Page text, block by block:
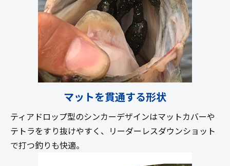
マットを貫通する形状
ティアドロップ型のシンカーデザインはマットカバーや
テトラをすり抜けやすく、リーダーレスダウンショット
で打つ釣りも快適。